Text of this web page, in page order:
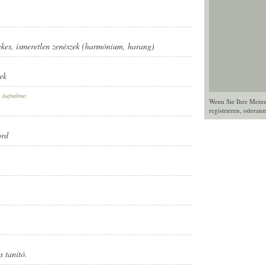
Wenn Sie Ihre
registrieren, oder
, ismeretlen zenészek (harmónium, harang)
tanító.